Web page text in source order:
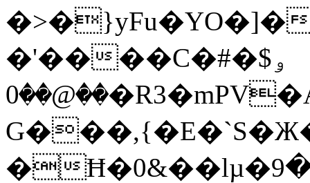
�'����C�#�ۅ$
��@��0�R3�mPV�A��מ(��5��O�O@
�Ħ�0&��lµ�ߡ��9�Qu�������3��8Qq�Ak���&B�1��